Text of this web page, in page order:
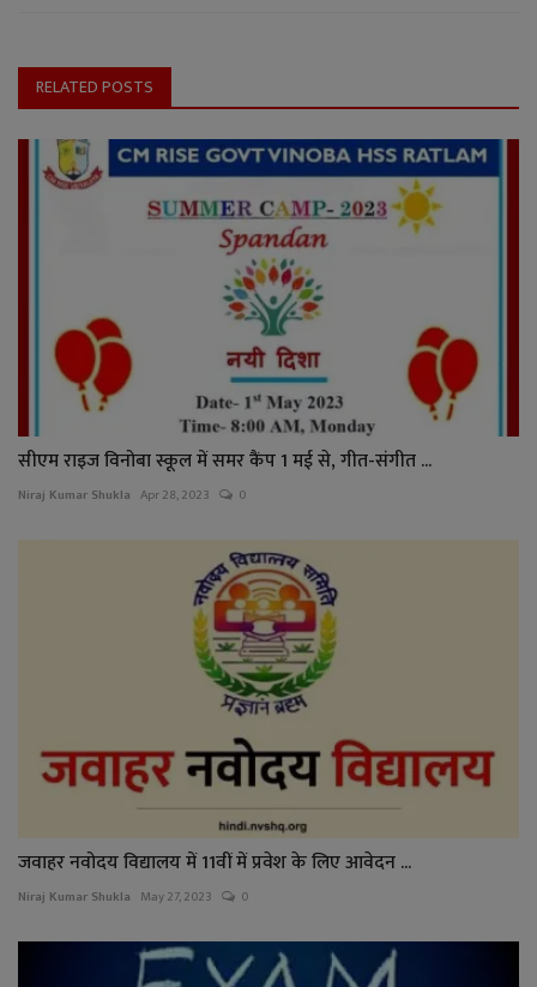
RELATED POSTS
सीएम राइज विनोबा स्कूल में समर कैंप 1 मई से, गीत-संगीत ...
Niraj Kumar Shukla Apr 28, 2023 0
जवाहर नवोदय विद्यालय में 11वीं में प्रवेश के लिए आवेदन ...
Niraj Kumar Shukla May 27, 2023 0